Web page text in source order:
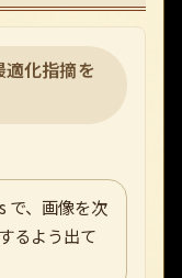
化指摘を
で、画像を次
るよう出て